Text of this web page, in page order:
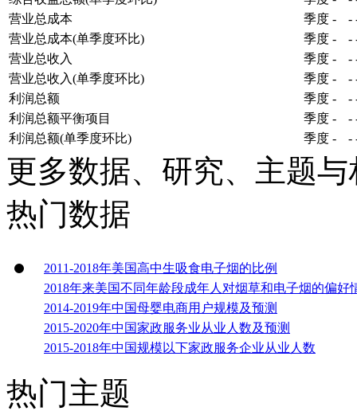
营业总成本
季度 - -
营业总成本(单季度环比)
季度 - -
营业总收入
季度 - -
营业总收入(单季度环比)
季度 - -
利润总额
季度 - -
利润总额平衡项目
季度 - -
利润总额(单季度环比)
季度 - -
更多数据、研究、主题
热门数据
2011-2018年美国高中生吸食电子烟的比例
2018年来美国不同年龄段成年人对烟草和电子烟的偏好
2014-2019年中国母婴电商用户规模及预测
2015-2020年中国家政服务业从业人数及预测
2015-2018年中国规模以下家政服务企业从业人数
热门主题